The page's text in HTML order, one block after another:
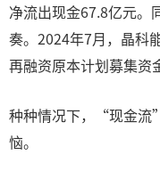
净流出现金67.8亿元。
奏。2024年7月，晶科
再融资原本计划募集资
种种情况下，“现金
恼。